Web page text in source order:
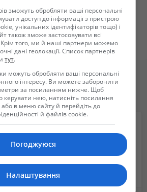
зможуть обробляти ваші персональні
доступ до інформації з пристрою
унікальних ідентифікаторів тощо) і
також зможе застосовувати всі
Крім того, ми й наші партнери можемо
дані геолокації. Список партнерів
тут.
можуть обробляти ваші персональні
інтересу. Ви можете заборонити
за посиланням нижче. Щоб
керувати нею, натисніть посилання
або в меню сайту й перейдіть до
й файлів cookie.
Погоджуюся
Налаштування